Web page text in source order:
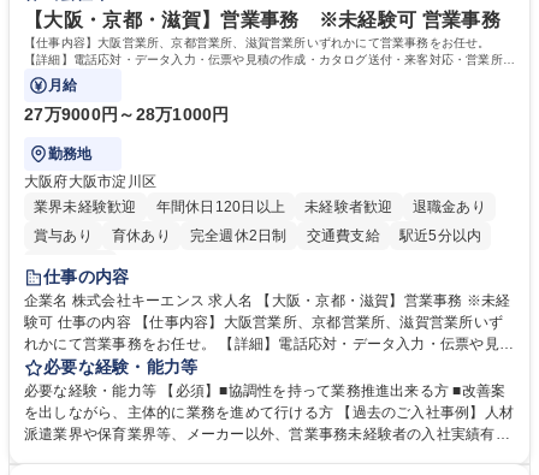
を込めてコミュニケーションをとりながら広報関連業務を行っておりま
す。 学歴・資格 学歴：大学院 大学 高専 短大 専修学校 高校 語学力： 資
格：
【大阪・京都・滋賀】営業事務 ※未経験可 営業事務
【仕事内容】大阪営業所、京都営業所、滋賀営業所いずれかにて営業事務をお任せ。
【詳細】電話応対・データ入力・伝票や見積の作成・カタログ送付・来客対応・営業所内
で発生する事務業務や業務改善をお任せ。
月給
27万9000円～28万1000円
勤務地
大阪府大阪市淀川区
業界未経験歓迎
年間休日120日以上 未経験者歓迎
退職金あり
賞与あり
育休あり 完全週休2日制 交通費支給
駅近5分以内
土日祝休み
仕事の内容
企業名 株式会社キーエンス 求人名 【大阪・京都・滋賀】営業事務 ※未経
験可 仕事の内容 【仕事内容】大阪営業所、京都営業所、滋賀営業所いず
れかにて営業事務をお任せ。 【詳細】電話応対・データ入力・伝票や見積
の作成・カタログ送付・来客対応・営業所内で発生する事務業務や業務改
善をお任せ。 【教育制度】ご入社後、育成担当とペアになりながらOJTに
て業務を覚えていただくことが可能です。業務システムがきちんと構築さ
れているため、スムーズに仕事に慣れることができる環境です。また、
必要な経験・能力等
必要な経験・能力等 【必須】■協調性を持って業務推進出来る方 ■改善案
を出しながら、主体的に業務を進めて行ける方 【過去のご入社事例】人材
派遣業界や保育業界等、メーカー以外、営業事務未経験者の入社実績有